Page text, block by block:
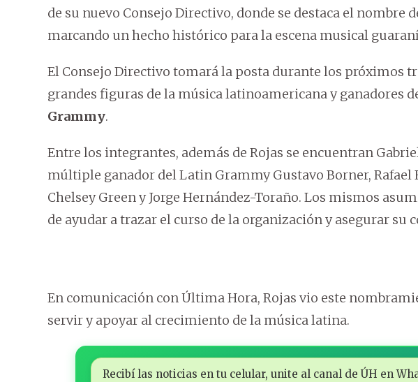
de su nuevo Consejo Directivo, donde se destaca el nombre
marcando un hecho histórico para la escena musical
El Consejo Directivo tomará la posta durante los próximos
grandes figuras de la música latinoamericana y ganadores
Grammy.
Entre los integrantes, además de Rojas se encuentran
múltiple ganador del Latin Grammy Gustavo Borner, Rafael
Chelsey Green y Jorge Hernández-Toraño. Los mismos
de ayudar a trazar el curso de la organización y asegurar su
En comunicación con Última Hora, Rojas vio este
servir y apoyar al crecimiento de la música latina.
Recibí las noticias en tu celular, unite al canal de ÚH en